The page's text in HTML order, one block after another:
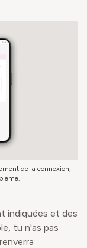
de la connexion,
indiquées et des
tu n'as pas